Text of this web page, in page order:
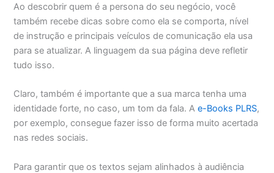
Ao descobrir quem é a persona do seu negócio, você
também recebe dicas sobre como ela se comporta, nível
de instrução e principais veículos de comunicação ela usa
para se atualizar. A linguagem da sua página deve refletir
tudo isso.
Claro, também é importante que a sua marca tenha uma
identidade forte, no caso, um tom da fala. Ae-Books PLRS,
por exemplo, consegue fazer isso de forma muito acertada
nas redes sociais.
Para garantir que os textos sejam alinhados à audiência